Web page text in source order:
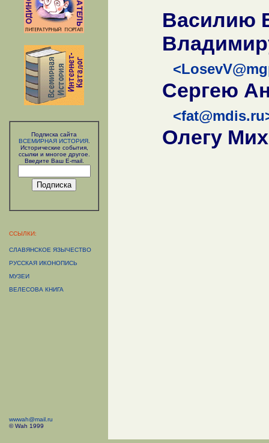
Подписка сайта
ВСЕМИРНАЯ ИСТОРИЯ.
Исторические события,
ссылки и многое другое.
Введите Ваш E-mail.
ССЫЛКИ:
СЛАВЯНСКОЕ ЯЗЫЧЕСТВО
РУССКАЯ ИКОНОПИСЬ
МУЗЕИ
ВЕЛЕСОВА КНИГА
Василию
Сергею
Олегу
wwwah@mail.ru
© Wah 1999